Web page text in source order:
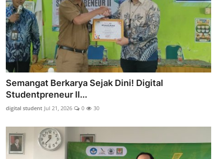
Semangat Berkarya Sejak Dini! Digital
Studentpreneur II...
digital student Jul 21, 2026 0 30